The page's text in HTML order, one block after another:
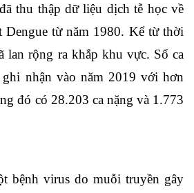
thu thập dữ liệu dịch tễ học về
Dengue từ năm 1980. Kể từ thời
lan rộng ra khắp khu vực. Số ca
ghi nhận vào năm 2019 với hơn
đó có 28.203 ca nặng và 1.773
bệnh virus do muỗi truyền gây